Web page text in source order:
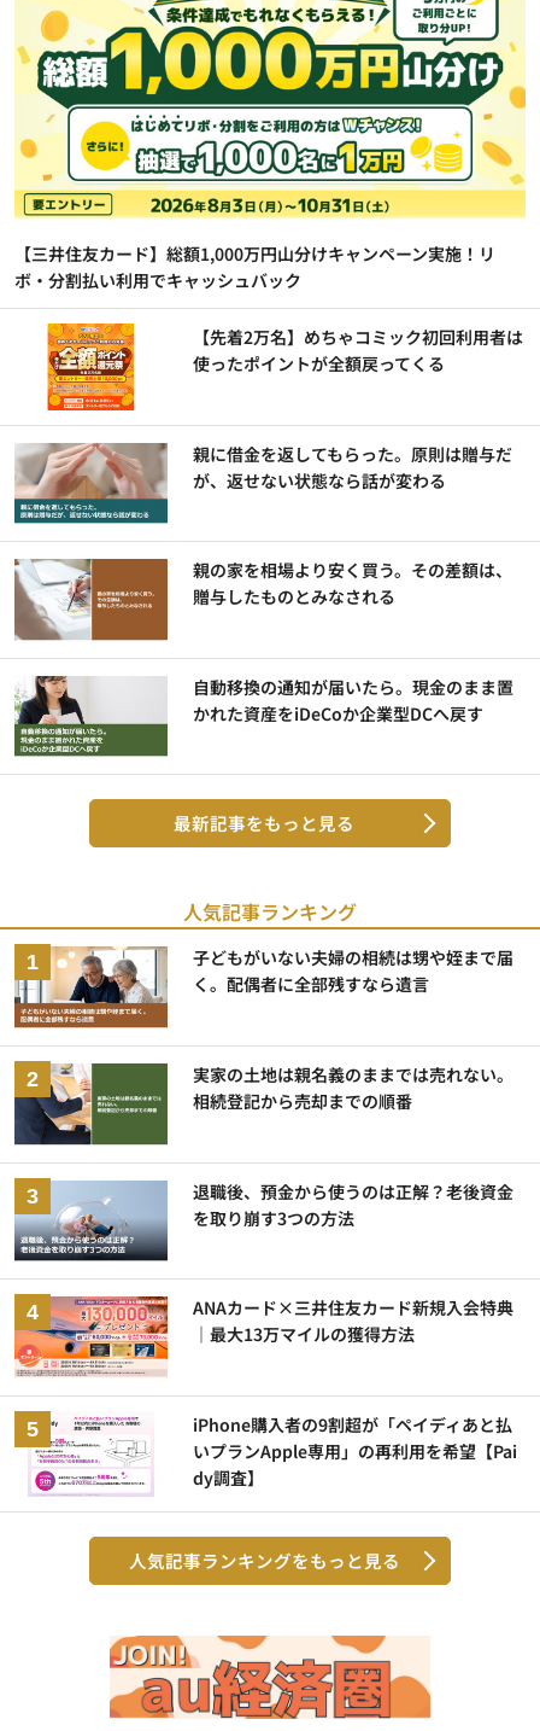
【三井住友カード】総額1,000万円山分けキャンペーン実施！リ
ボ・分割払い利用でキャッシュバック
【先着2万名】めちゃコミック初回利用者は
使ったポイントが全額戻ってくる
親に借金を返してもらった。原則は贈与だ
が、返せない状態なら話が変わる
親の家を相場より安く買う。その差額は、
贈与したものとみなされる
自動移換の通知が届いたら。現金のまま置
かれた資産をiDeCoか企業型DCへ戻す
最新記事をもっと見る
人気記事ランキング
子どもがいない夫婦の相続は甥や姪まで届
く。配偶者に全部残すなら遺言
実家の土地は親名義のままでは売れない。
相続登記から売却までの順番
退職後、預金から使うのは正解？老後資金
を取り崩す3つの方法
ANAカード×三井住友カード新規入会特典
｜最大13万マイルの獲得方法
iPhone購入者の9割超が「ペイディあと払
いプランApple専用」の再利用を希望【Pai
dy調査】
人気記事ランキングをもっと見る